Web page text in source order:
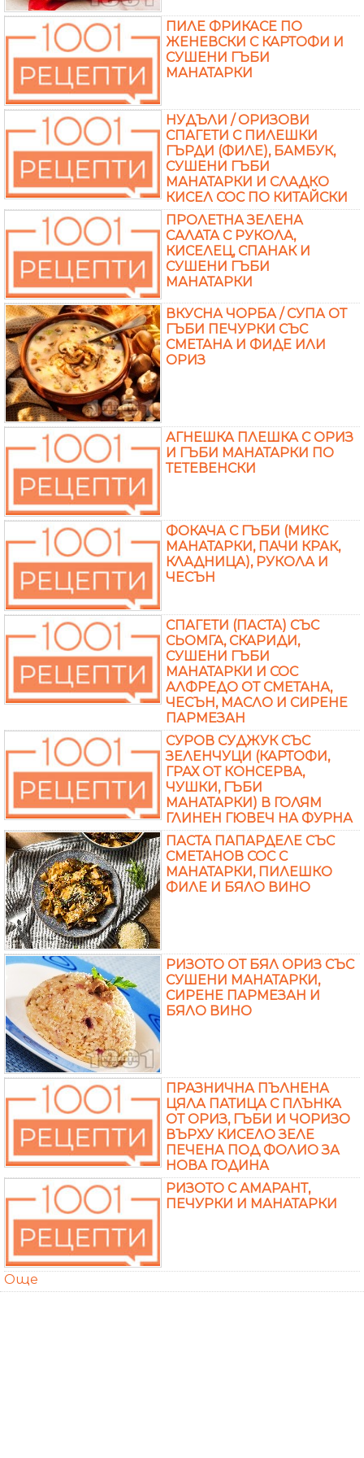
ПИЛЕ ФРИКАСЕ ПО
ЖЕНЕВСКИ С КАРТОФИ И
СУШЕНИ ГЪБИ
МАНАТАРКИ
НУДЪЛИ / ОРИЗОВИ
СПАГЕТИ С ПИЛЕШКИ
ГЪРДИ (ФИЛЕ), БАМБУК,
СУШЕНИ ГЪБИ
МАНАТАРКИ И СЛАДКО
КИСЕЛ СОС ПО КИТАЙСКИ
ПРОЛЕТНА ЗЕЛЕНА
САЛАТА С РУКОЛА,
КИСЕЛЕЦ, СПАНАК И
СУШЕНИ ГЪБИ
МАНАТАРКИ
ВКУСНА ЧОРБА / СУПА ОТ
ГЪБИ ПЕЧУРКИ СЪС
СМЕТАНА И ФИДЕ ИЛИ
ОРИЗ
АГНЕШКА ПЛЕШКА С ОРИЗ
И ГЪБИ МАНАТАРКИ ПО
ТЕТЕВЕНСКИ
ФОКАЧА С ГЪБИ (МИКС
МАНАТАРКИ, ПАЧИ КРАК,
КЛАДНИЦА), РУКОЛА И
ЧЕСЪН
СПАГЕТИ (ПАСТА) СЪС
СЬОМГА, СКАРИДИ,
СУШЕНИ ГЪБИ
МАНАТАРКИ И СОС
АЛФРЕДО ОТ СМЕТАНА,
ЧЕСЪН, МАСЛО И СИРЕНЕ
ПАРМЕЗАН
СУРОВ СУДЖУК СЪС
ЗЕЛЕНЧУЦИ (КАРТОФИ,
ГРАХ ОТ КОНСЕРВА,
ЧУШКИ, ГЪБИ
МАНАТАРКИ) В ГОЛЯМ
ГЛИНЕН ГЮВЕЧ НА ФУРНА
ПАСТА ПАПАРДЕЛЕ СЪС
СМЕТАНОВ СОС С
МАНАТАРКИ, ПИЛЕШКО
ФИЛЕ И БЯЛО ВИНО
РИЗОТО ОТ БЯЛ ОРИЗ СЪС
СУШЕНИ МАНАТАРКИ,
СИРЕНЕ ПАРМЕЗАН И
БЯЛО ВИНО
ПРАЗНИЧНА ПЪЛНЕНА
ЦЯЛА ПАТИЦА С ПЛЪНКА
ОТ ОРИЗ, ГЪБИ И ЧОРИЗО
ВЪРХУ КИСЕЛО ЗЕЛЕ
ПЕЧЕНА ПОД ФОЛИО ЗА
НОВА ГОДИНА
РИЗОТО С АМАРАНТ,
ПЕЧУРКИ И МАНАТАРКИ
Още